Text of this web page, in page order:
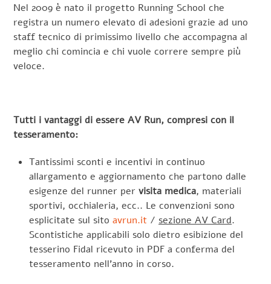
Nel 2009 è nato il progetto Running School che
registra un numero elevato di adesioni grazie ad uno
staff tecnico di primissimo livello che accompagna al
meglio chi comincia e chi vuole correre sempre più
veloce.
Tutti i vantaggi di essere AV Run, compresi con il
tesseramento:
Tantissimi sconti e incentivi in continuo
allargamento e aggiornamento che partono dalle
esigenze del runner per visita medica, materiali
sportivi, occhialeria, ecc.. Le convenzioni sono
esplicitate sul sito avrun.it / sezione AV Card.
Scontistiche applicabili solo dietro esibizione del
tesserino Fidal ricevuto in PDF a conferma del
tesseramento nell’anno in corso.